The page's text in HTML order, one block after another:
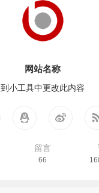
网站名称
到小工具中更改此内容
留言
66